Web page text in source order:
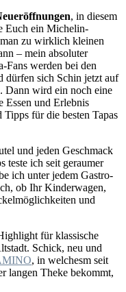
, in diesem
Euch ein Michelin-
zu wirklich kleinen
– mein absoluter
Fans werden bei den
dürfen sich Schin jetzt auf
Dann wird ein noch eine
Essen und Erlebnis
für die besten Tapas
und jeden Geschmack
teste ich seit geraumer
ich unter jedem Gastro-
ob Ihr Kinderwagen,
und
für klassische
Schick, neu und
, in welchesm seit
langen Theke bekommt,